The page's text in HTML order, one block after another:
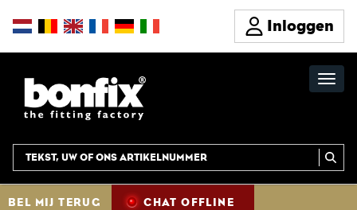
Inloggen
BEL MIJ TERUG CHAT OFFLINE